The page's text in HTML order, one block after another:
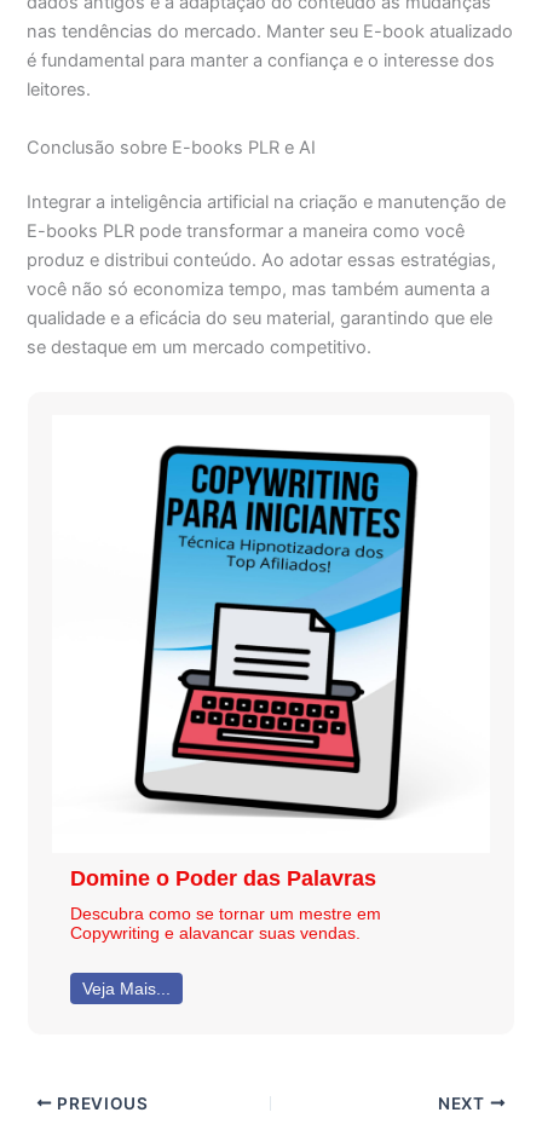
nas tendências do mercado. Manter seu E-book atualizado
é fundamental para manter a confiança e o interesse dos
leitores.
Conclusão sobre E-books PLR e AI
Integrar a inteligência artificial na criação e manutenção de
E-books PLR pode transformar a maneira como você
produz e distribui conteúdo. Ao adotar essas estratégias,
você não só economiza tempo, mas também aumenta a
qualidade e a eficácia do seu material, garantindo que ele
se destaque em um mercado competitivo.
Domine o Poder das Palavras
Descubra como se tornar um mestre em
Copywriting e alavancar suas vendas.
Veja Mais...
PREVIOUS NEXT